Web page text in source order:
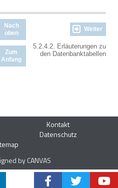
Nach
oben
Weiter
Zum
Anfang
5.2.4.2. Erläuterungen zu
den Datenbanktabellen
Kontakt
Datenschutz
by CANVAS